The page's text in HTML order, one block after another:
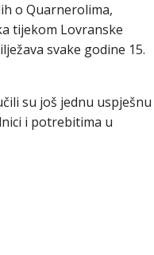
o Quarnerolima,
tijekom Lovranske
svake godine 15.
su još jednu uspješnu
i potrebitima u